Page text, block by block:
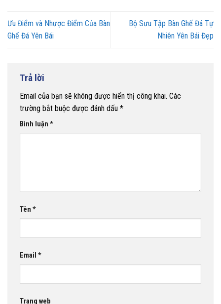
Ưu Điểm và Nhược Điểm Của Bàn
Ghế Đá Yên Bái
Bộ Sưu Tập Bàn Ghế Đá Tự
Nhiên Yên Bái Đẹp
Trả lời
Email của bạn sẽ không được hiển thị công khai. Các
trường bắt buộc được đánh dấu *
Bình luận *
Tên *
Email *
Trang web